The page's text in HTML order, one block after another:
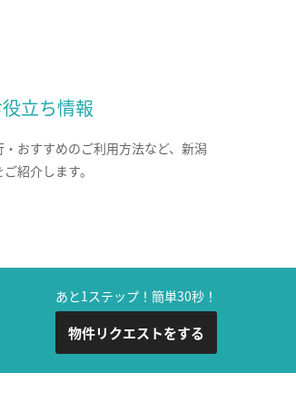
立ち情報
おすすめのご利用方法など、新潟
紹介します。
あと1ステップ！簡単30秒！
物件リクエストをする